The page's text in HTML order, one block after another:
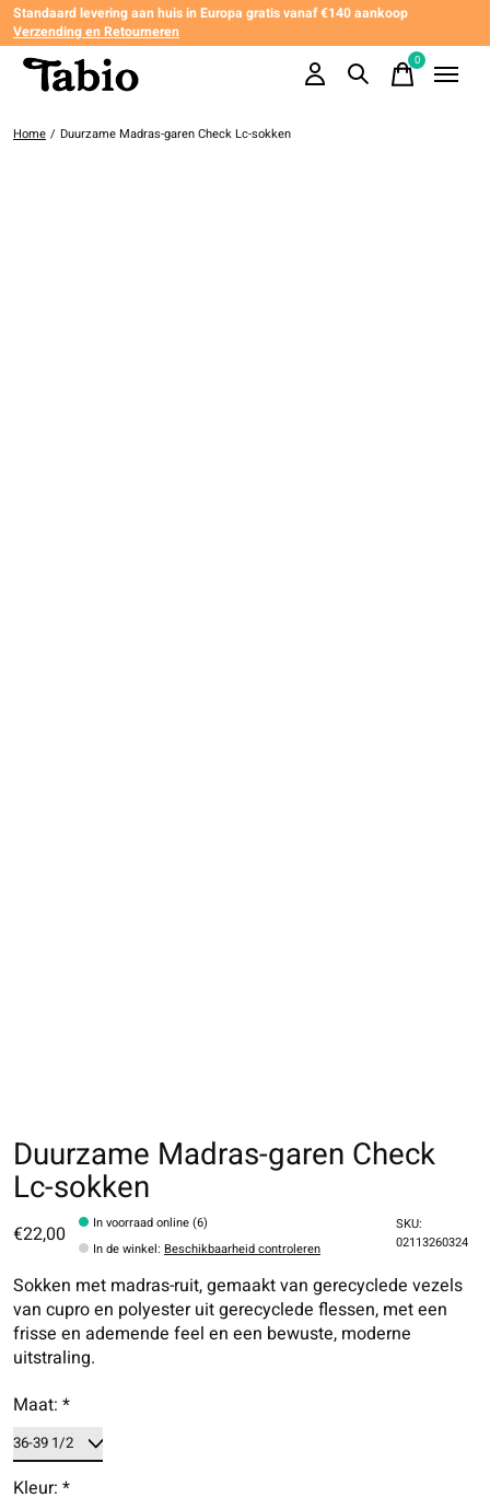
Standaard levering aan huis in Europa gratis vanaf €140 aankoop
Verzending en Retourneren
0items
Home / Duurzame Madras-garen Check Lc-sokken
Duurzame Madras-garen Check
Lc-sokken
€22,00
In voorraad online (6)
In de winkel: Beschikbaarheid controleren
SKU:
02113260324
Sokken met madras-ruit, gemaakt van gerecyclede vezels
van cupro en polyester uit gerecyclede flessen, met een
frisse en ademende feel en een bewuste, moderne
uitstraling.
Maat: *
Kleur: *